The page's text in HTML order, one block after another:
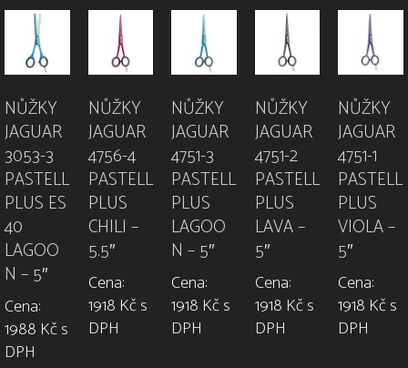
NŮŽKY
JAGUAR
3053-3
PASTELL
PLUS ES
40
LAGOO
N – 5″
Cena:
1988 Kč s
DPH
NŮŽKY
JAGUAR
4756-4
PASTELL
PLUS
CHILI –
5.5″
Cena:
1918 Kč s
DPH
NŮŽKY
JAGUAR
4751-3
PASTELL
PLUS
LAGOO
N – 5″
Cena:
1918 Kč s
DPH
NŮŽKY
JAGUAR
4751-2
PASTELL
PLUS
LAVA –
5″
Cena:
1918 Kč s
DPH
NŮŽKY
JAGUAR
4751-1
PASTELL
PLUS
VIOLA –
5″
Cena:
1918 Kč s
DPH